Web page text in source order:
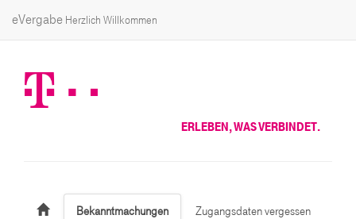
eVergabe Herzlich Willkommen
ERLEBEN, WAS VERBINDET.
Bekanntmachungen Zugangsdaten vergessen